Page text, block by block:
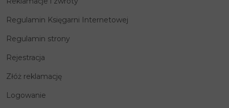
Regulamin Księgarni Internetowej
Regulamin strony
Rejestracja
Złóż reklamację
Logowanie